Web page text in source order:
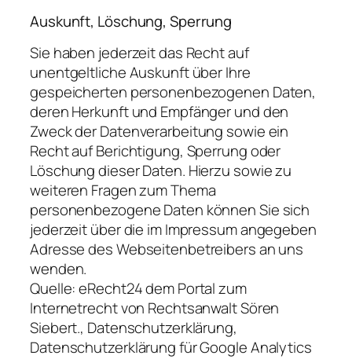
Auskunft, Löschung, Sperrung
Sie haben jederzeit das Recht auf
unentgeltliche Auskunft über Ihre
gespeicherten personenbezogenen Daten,
deren Herkunft und Empfänger und den
Zweck der Datenverarbeitung sowie ein
Recht auf Berichtigung, Sperrung oder
Löschung dieser Daten. Hierzu sowie zu
weiteren Fragen zum Thema
personenbezogene Daten können Sie sich
jederzeit über die im Impressum angegeben
Adresse des Webseitenbetreibers an uns
wenden.
Quelle: eRecht24 dem Portal zum
Internetrecht von Rechtsanwalt Sören
Siebert., Datenschutzerklärung,
Datenschutzerklärung für Google Analytics